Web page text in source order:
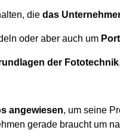
die das
oder aber auch um
der Fototechnik,
angewiesen, um seine
gerade braucht um